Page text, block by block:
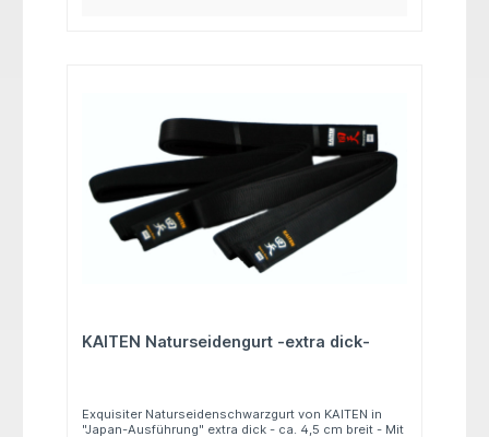
KAITEN Naturseidengurt -extra dick-
Exquisiter Naturseidenschwarzgurt von KAITEN in
"Japan-Ausführung" extra dick - ca. 4,5 cm breit - Mit